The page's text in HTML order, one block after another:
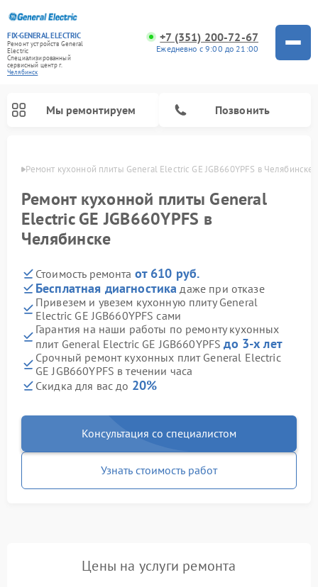
FIX-GENERAL ELECTRIC
Ремонт устройств General
Electric
Специализированный
cервисный центр г.
Челябинск
+7 (351) 200-72-67
Ежедневно с 9:00 до 21:00
Мы ремонтируем Позвонить
Ремонт кухонной плиты General Electric GE JGB660YPFS в Челябинске
Ремонт кухонной плиты General
Electric GE JGB660YPFS в
Челябинске
Стоимость ремонта от 610 руб.
Бесплатная диагностика даже при отказе
Привезем и увезем кухонную плиту General
Electric GE JGB660YPFS сами
Гарантия на наши работы по ремонту кухонных
плит General Electric GE JGB660YPFSдо 3-х лет
Срочный ремонт кухонных плит General Electric
GE JGB660YPFS в течении часа
Скидка для вас до 20%
Консультация со специалистом
Узнать стоимость работ
Цены на услуги ремонта